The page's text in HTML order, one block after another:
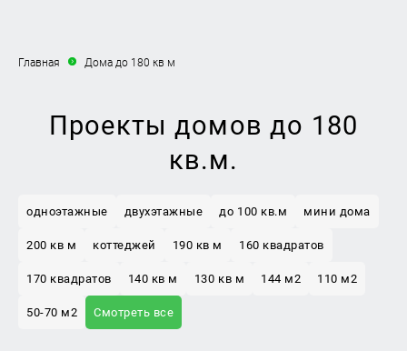
Главная Дома до 180 кв м
Проекты домов до 180
кв.м.
одноэтажные двухэтажные до 100 кв.м мини дома
200 кв м коттеджей 190 кв м 160 квадратов
170 квадратов 140 кв м 130 кв м 144 м2 110 м2
50-70 м2 Смотреть все